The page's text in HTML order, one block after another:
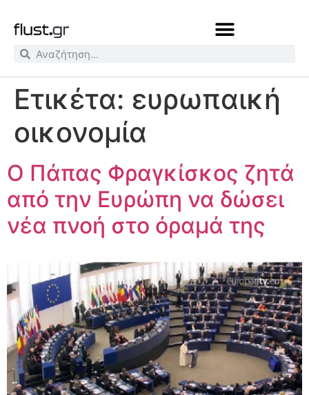
Ετικέτα: ευρωπαική
οικονομία
Ο Πάπας Φραγκίσκος ζητά
από την Ευρώπη να δώσει
νέα πνοή στο όραμά της